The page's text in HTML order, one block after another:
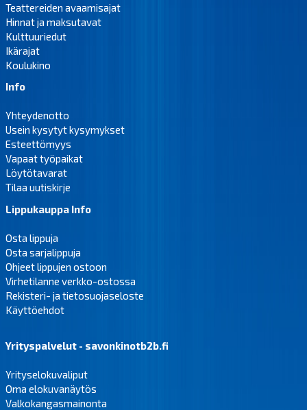
Teattereiden avaamisajat
Hinnat ja maksutavat
Kulttuuriedut
Ikärajat
Koulukino
Info
Yhteydenotto
Usein kysytyt kysymykset
Esteettömyys
Vapaat työpaikat
Löytötavarat
Tilaa uutiskirje
Lippukauppa Info
Osta lippuja
Osta sarjalippuja
Ohjeet lippujen ostoon
Virhetilanne verkko-ostossa
Rekisteri- ja tietosuojaseloste
Käyttöehdot
Yrityspalvelut - savonkinotb2b.fi
Yrityselokuvaliput
Oma elokuvanäytös
Valkokangasmainonta